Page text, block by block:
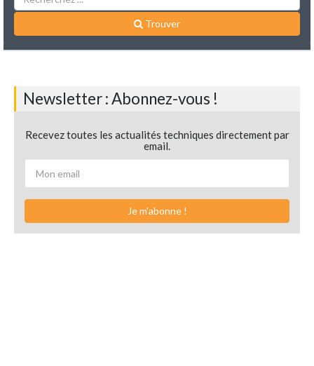
Trouver
Newsletter : Abonnez-vous !
Recevez toutes les actualités techniques directement par
email.
Je m'abonne !